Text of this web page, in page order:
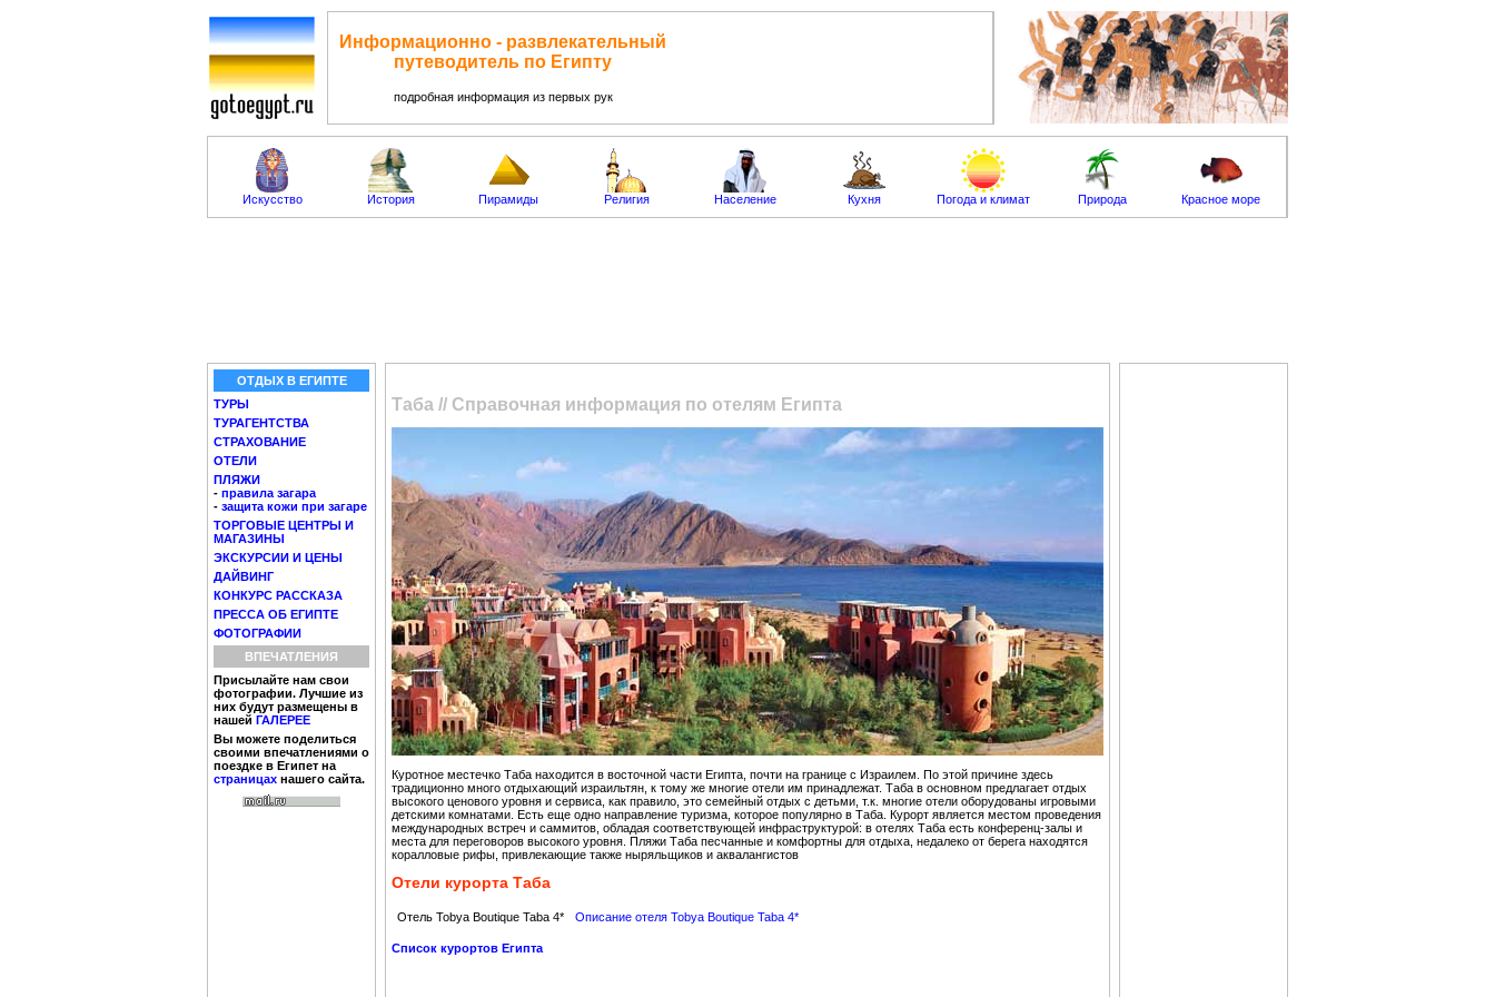
Информационно - развлекательный
путеводитель по Египту
подробная информация из первых рук
Искусство История Пирамиды Религия Население Кухня Погода и климат Природа Красное море
ОТДЫХ В ЕГИПТЕ
ТУРЫ
ТУРАГЕНТСТВА
СТРАХОВАНИЕ
ОТЕЛИ
ПЛЯЖИ
- правила загара
- защита кожи при загаре
ТОРГОВЫЕ ЦЕНТРЫ И
МАГАЗИНЫ
ЭКСКУРСИИ И ЦЕНЫ
ДАЙВИНГ
КОНКУРС РАССКАЗА
ПРЕССА ОБ ЕГИПТЕ
ФОТОГРАФИИ
ВПЕЧАТЛЕНИЯ
Присылайте нам свои
фотографии. Лучшие из
них будут размещены в
нашей ГАЛЕРЕЕ
Вы можете поделиться
своими впечатлениями о
поездке в Египет на
страницах нашего сайта.
Таба // Справочная информация по отелям Египта
Куротное местечко Таба находится в восточной части Египта, почти на границе с Израилем. По этой причине здесь
традиционно много отдыхающий израильтян, к тому же многие отели им принадлежат. Таба в основном предлагает отдых
высокого ценового уровня и сервиса, как правило, это семейный отдых с детьми, т.к. многие отели оборудованы игровыми
детскими комнатами. Есть еще одно направление туризма, которое популярно в Таба. Курорт является местом проведения
международных встреч и саммитов, обладая соответствующей инфраструктурой: в отелях Таба есть конференц-залы и
места для переговоров высокого уровня. Пляжи Таба песчанные и комфортны для отдыха, недалеко от берега находятся
коралловые рифы, привлекающие также ныряльщиков и аквалангистов
Отели курорта Таба
Отель Tobya Boutique Taba 4* Описание отеля Tobya Boutique Taba 4*
Список курортов Египта